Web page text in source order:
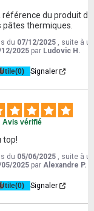
référence du produit
pâtes thermiques.
du 07/12/2025 , suite à
12/2025 par Ludovic H.
Utile(0) Signaler
Avis vérifié
top!
du 05/06/2025 , suite à
05/2025 parAlexandre P.
Utile(0) Signaler